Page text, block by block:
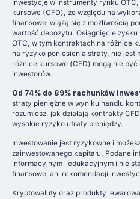
Inwestycje w instrumenty rynku
kursowe (CFD), ze względu na
finansowej wiążą się z możliwością
wartość depozytu. Osiągnięcie
OTC, w tym kontraktach na różnice
na ryzyko poniesienia straty, nie jest
różnice kursowe (CFD) mogą nie
inwestorów.
Od 74% do 89% rachunków
straty pieniężne w wyniku handlu
rozumiesz, jak działają kontrakty
wysokie ryzyko utraty pieniędzy.
Inwestowanie jest ryzykowne i
zainwestowanego kapitału. Podane
informacyjnym i edukacyjnym i nie
finansowej ani rekomendacji
Kryptowaluty oraz produkty